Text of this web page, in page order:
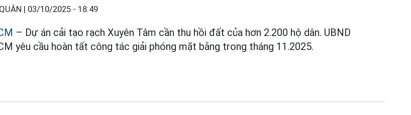
| 03/10/2025 - 18:49
– Dự án cải tạo rạch Xuyên Tâm cần thu hồi đất của hơn 2.200 hộ dân. UBND
yêu cầu hoàn tất công tác giải phóng mặt bằng trong tháng 11.2025.